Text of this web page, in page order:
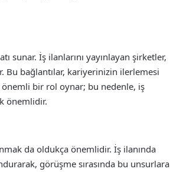
sunar. İş ilanlarını yayınlayan şirketler,
Bu bağlantılar, kariyerinizin ilerlemesi
bir rol oynar; bu nedenle, iş
önemlidir.
da oldukça önemlidir. İş ilanında
görüşme sırasında bu unsurlara